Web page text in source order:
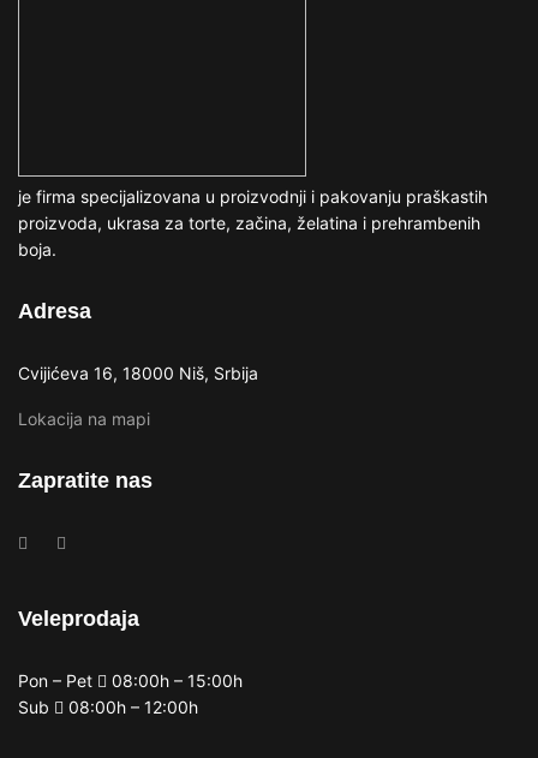
je firma specijalizovana u proizvodnji i pakovanju praškastih
proizvoda, ukrasa za torte, začina, želatina i prehrambenih
boja.
Adresa
Cvijićeva 16, 18000 Niš, Srbija
Lokacija na mapi
Zapratite nas
Veleprodaja
Pon – Pet
08:00h – 15:00h
Sub
08:00h – 12:00h